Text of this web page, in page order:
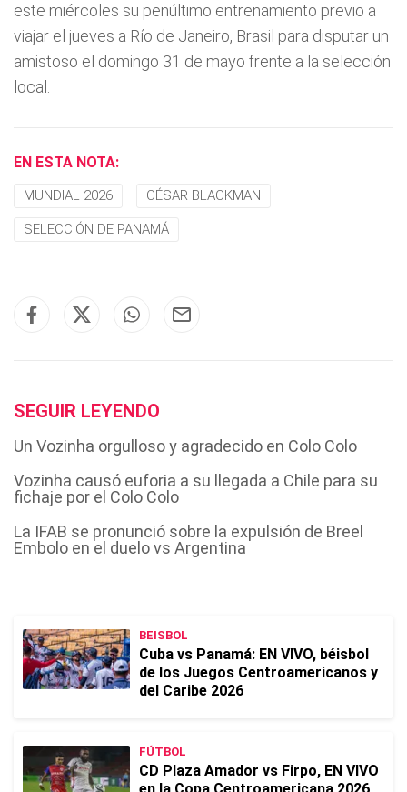
este miércoles su penúltimo entrenamiento previo a
viajar el jueves a Río de Janeiro, Brasil para disputar un
amistoso el domingo 31 de mayo frente a la selección
local.
EN ESTA NOTA:
MUNDIAL 2026 CÉSAR BLACKMAN
SELECCIÓN DE PANAMÁ
SEGUIR LEYENDO
Un Vozinha orgulloso y agradecido en Colo Colo
Vozinha causó euforia a su llegada a Chile para su
fichaje por el Colo Colo
La IFAB se pronunció sobre la expulsión de Breel
Embolo en el duelo vs Argentina
BEISBOL
Cuba vs Panamá: EN VIVO, béisbol
de los Juegos Centroamericanos y
del Caribe 2026
FÚTBOL
CD Plaza Amador vs Firpo, EN VIVO